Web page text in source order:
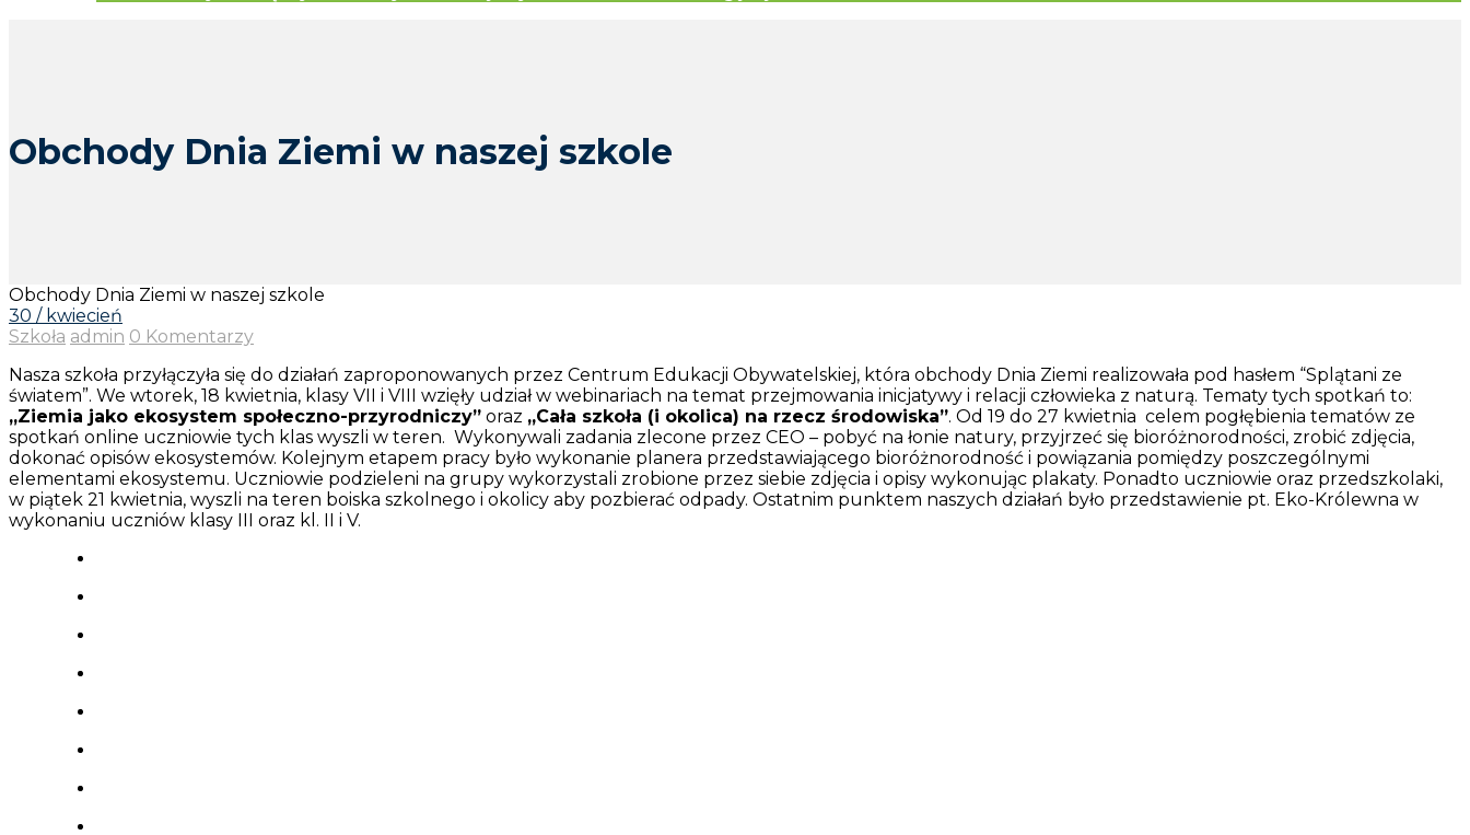
Obchody Dnia Ziemi w naszej szkole
Obchody Dnia Ziemi w naszej szkole
30 / kwiecień
Szkoła admin 0 Komentarzy
Nasza szkoła przyłączyła się do działań zaproponowanych przez Centrum Edukacji Obywatelskiej, która obchody Dnia Ziemi realizowała pod hasłem “Splątani ze
światem”. We wtorek, 18 kwietnia, klasy VII i VIII wzięły udział w webinariach na temat przejmowania inicjatywy i relacji człowieka z naturą. Tematy tych spotkań to:
„Ziemia jako ekosystem społeczno-przyrodniczy” oraz „Cała szkoła (i okolica) na rzecz środowiska”. Od 19 do 27 kwietnia celem pogłębienia tematów ze
spotkań online uczniowie tych klas wyszli w teren. Wykonywali zadania zlecone przez CEO – pobyć na łonie natury, przyjrzeć się bioróżnorodności, zrobić zdjęcia,
dokonać opisów ekosystemów. Kolejnym etapem pracy było wykonanie planera przedstawiającego bioróżnorodność i powiązania pomiędzy poszczególnymi
elementami ekosystemu. Uczniowie podzieleni na grupy wykorzystali zrobione przez siebie zdjęcia i opisy wykonując plakaty. Ponadto uczniowie oraz przedszkolaki,
w piątek 21 kwietnia, wyszli na teren boiska szkolnego i okolicy aby pozbierać odpady. Ostatnim punktem naszych działań było przedstawienie pt. Eko-Królewna w
wykonaniu uczniów klasy III oraz kl. II i V.